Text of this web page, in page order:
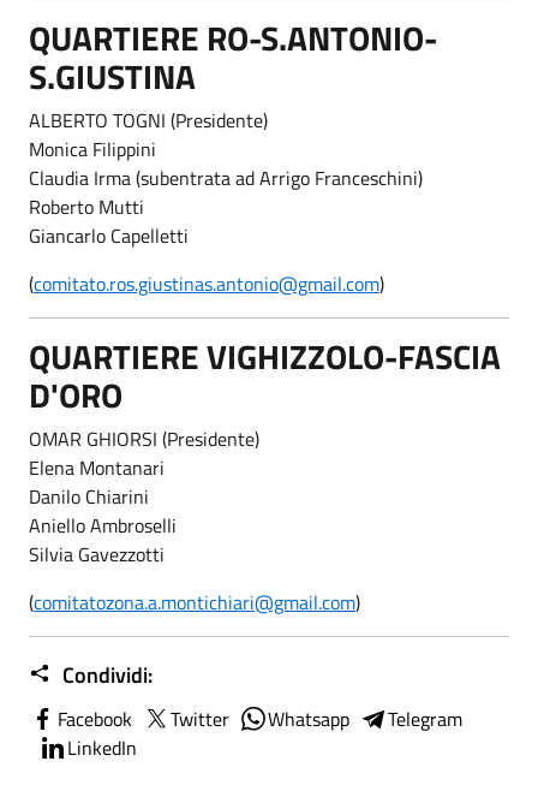
QUARTIERE RO-S.ANTONIO-
S.GIUSTINA
ALBERTO TOGNI (Presidente)
Monica Filippini
Claudia Irma (subentrata ad Arrigo Franceschini)
Roberto Mutti
Giancarlo Capelletti
(comitato.ros.giustinas.antonio@gmail.com)
QUARTIERE VIGHIZZOLO-FASCIA
D'ORO
OMAR GHIORSI (Presidente)
Elena Montanari
Danilo Chiarini
Aniello Ambroselli
Silvia Gavezzotti
(comitatozona.a.montichiari@gmail.com)
Condividi:
Facebook Twitter Whatsapp
Telegram
LinkedIn